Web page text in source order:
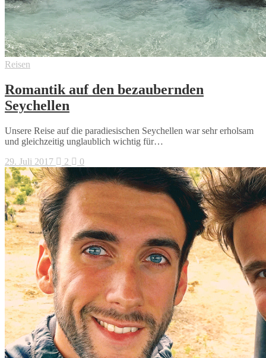
Reisen
Romantik auf den bezaubernden
Seychellen
Unsere Reise auf die paradiesischen Seychellen war sehr erholsam
und gleichzeitig unglaublich wichtig für…
29. Juli 2017
2 0